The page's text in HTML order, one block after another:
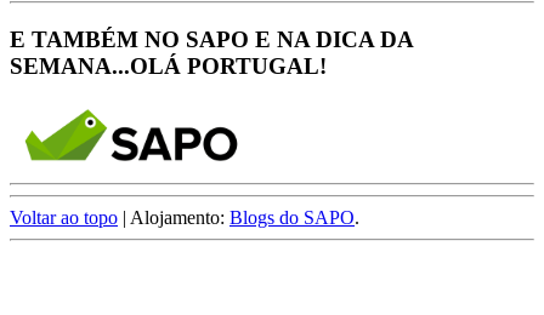
E TAMBÉM NO SAPO E NA DICA DA
SEMANA...OLÁ PORTUGAL!
Voltar ao topo | Alojamento: Blogs do SAPO.